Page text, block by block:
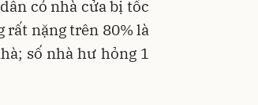
có nhà cửa bị tốc
rất nặng trên 80% là
số nhà hư hỏng 1